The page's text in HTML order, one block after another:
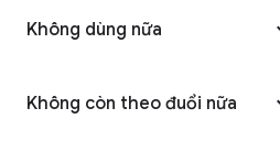
Không dùng nữa
Không còn theo đuổi nữa